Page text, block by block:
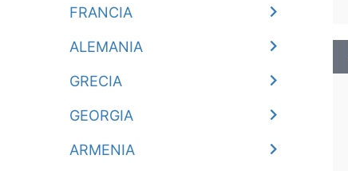
FRANCIA
ALEMANIA
GRECIA
GEORGIA
ARMENIA